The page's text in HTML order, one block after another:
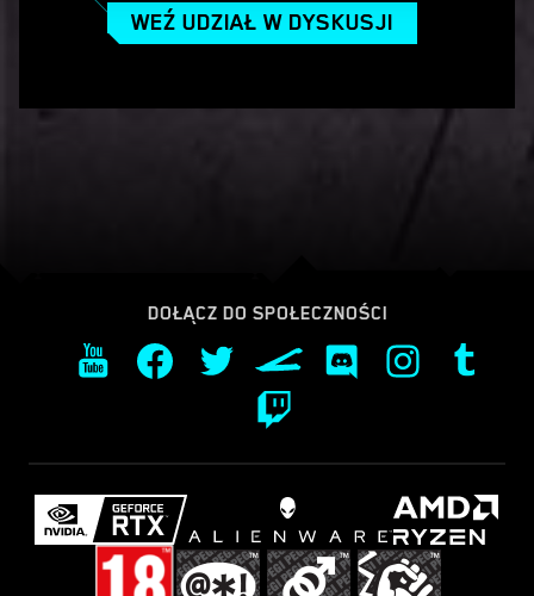
WEŹ UDZIAŁ W DYSKUSJI
DOŁĄCZ DO SPOŁECZNOŚCI